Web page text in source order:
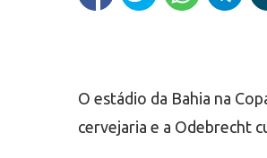
O estádio da Bahia na
cervejaria e a Odebrecht